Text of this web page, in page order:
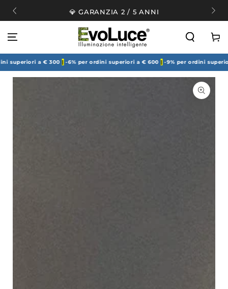
PASSA AL
CONTENUTO
💎 GARANZIA 2 / 5 ANNI
a € 300|-6% per ordini superiori a € 600|-9% per ordini superiori a €
PASSA ALLE